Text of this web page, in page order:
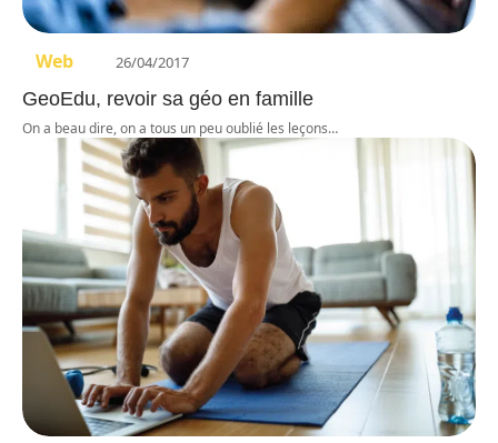
Web 26/04/2017
GeoEdu, revoir sa géo en famille
On a beau dire, on a tous un peu oublié les leçons…